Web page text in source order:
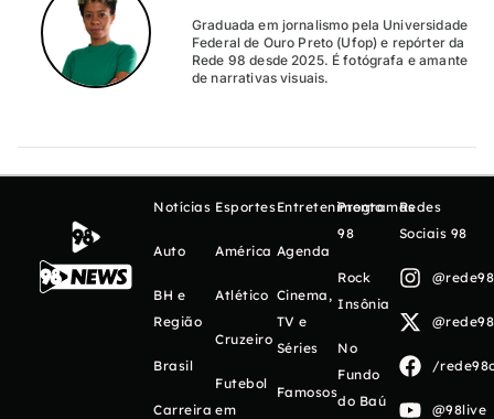
Graduada em jornalismo pela Universidade
Federal de Ouro Preto (Ufop) e repórter da
Rede 98 desde 2025. É fotógrafa e amante
de narrativas visuais.
Notícias
Auto
BH e
Região
Brasil
Carreira
Esportes
América
Atlético
Cruzeiro
Futebol
em
Entretenimento
Agenda
Cinema,
TV e
Séries
Famosos
Programas
98
Rock
Insônia
No
Fundo
do Baú
Redes
Sociais 98
/
@98live